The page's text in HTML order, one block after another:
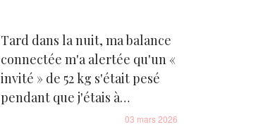
Tard dans la nuit, ma balance
connectée m'a alertée qu'un «
invité » de 52 kg s'était pesé
pendant que j'étais à
l'enterrement de vie de jeune
03 mars 2026